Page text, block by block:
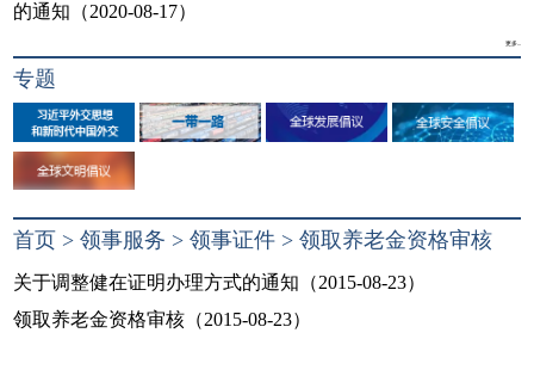
的通知（2020-08-17）
更多...
专题
首页 >领事服务 >领事证件 >领取养老金资格审核
关于调整健在证明办理方式的通知（2015-08-23）
领取养老金资格审核（2015-08-23）